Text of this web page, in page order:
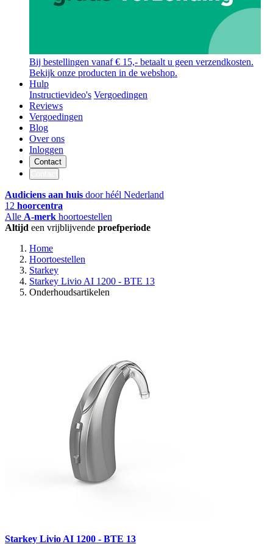
Bij bestellingen vanaf € 15,- betaalt u geen verzendkosten.
Bekijk onze producten in de webshop.
Hulp
Instructievideo's Vergoedingen
Reviews
Vergoedingen
Blog
Over ons
Inloggen
Contact
Audiciens aan huis door héél Nederland
12 hoorcentra
Alle A-merk hoortoestellen
Altijd een vrijblijvende proefperiode
Home
Hoortoestellen
Starkey
Starkey Livio AI 1200 - BTE 13
Onderhoudsartikelen
Starkey Livio AI 1200 - BTE 13